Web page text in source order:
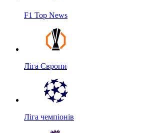
F1 Top News
Ліга Європи
Ліга чемпіонів